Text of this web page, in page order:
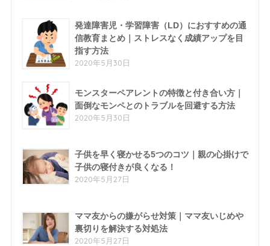
発達障害児・学習障害（LD）におすすめの通
信教育まとめ｜ストレスなく成績アップを目
指す方法
2020年5月30日
モンスターペアレントの特徴と付き合い方｜
面倒なモンペとのトラブルを回避する方法
2020年5月30日
子供を早く寝かせる5つのコツ｜親の心掛けで
子供の寝付きが良くなる！
2020年5月27日
ママ友からの嫌がらせ対策｜ママ友いじめや
裏切りを解決する対処法
2020年5月27日